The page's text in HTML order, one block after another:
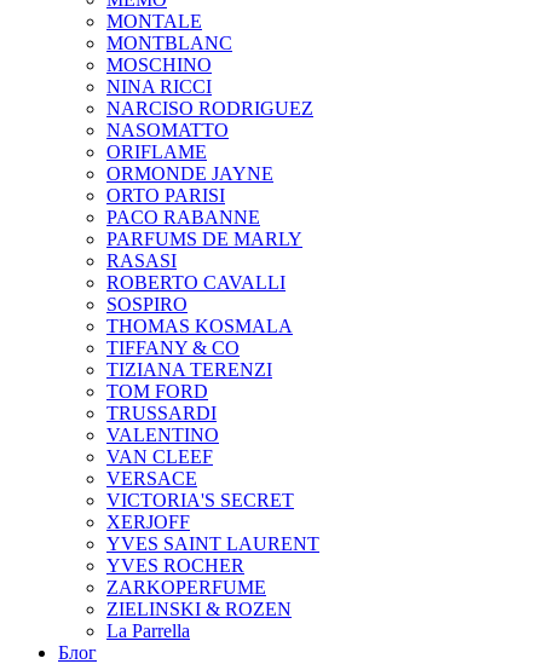
MONTALE
MONTBLANC
MOSCHINO
NINA RICCI
NARCISO RODRIGUEZ
NASOMATTO
ORIFLAME
ORMONDE JAYNE
ORTO PARISI
PACO RABANNE
PARFUMS DE MARLY
RASASI
ROBERTO CAVALLI
SOSPIRO
THOMAS KOSMALA
TIFFANY & CO
TIZIANA TERENZI
TOM FORD
TRUSSARDI
VALENTINO
VAN CLEEF
VERSACE
VICTORIA'S SECRET
XERJOFF
YVES SAINT LAURENT
YVES ROCHER
ZARKOPERFUME
ZIELINSKI & ROZEN
La Parrella
Блог